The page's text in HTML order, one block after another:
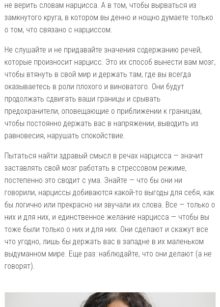
не верить словам нарцисса. А в том, чтобы вырваться из
замкнутого круга, в котором вы денно и нощно думаете только
о том, что связано с нарциссом.
Не слушайте и не придавайте значения содержанию речей,
которые произносит нарцисс. Это их способ вынести вам мозг,
чтобы втянуть в свой мир и держать там, где вы всегда
оказываетесь в роли плохого и виноватого. Они будут
продолжать сдвигать ваши границы и срывать
предохранители, оповещающие о приближении к границам,
чтобы постоянно держать вас в напряжении, выводить из
равновесия, нарушать спокойствие.
Пытаться найти здравый смысл в речах нарцисса — значит
заставлять свой мозг работать в стрессовом режиме,
постепенно это сводит с ума. Знайте — что бы они ни
говорили, нарциссы добиваются какой-то выгоды для себя, как
бы логично или прекрасно ни звучали их слова. Все — только о
них и для них, и единственное желание нарцисса — чтобы вы
тоже были только о них и для них. Они сделают и скажут все
что угодно, лишь бы держать вас в западне в их маленьком
выдуманном мире. Еще раз: наблюдайте, что они делают (а не
говорят).